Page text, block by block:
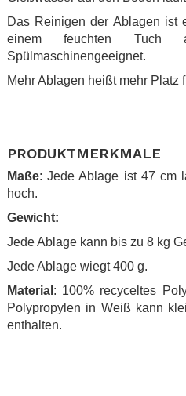
Das Reinigen der Ablagen ist
einem feuchten
Spülmaschinengeeignet.
Mehr Ablagen heißt mehr Platz
PRODUKTMERKMALE
Maße: Jede Ablage ist 47 cm
hoch.
Gewicht:
Jede Ablage kann bis zu 8 kg
Jede Ablage wiegt 400 g.
Material : 100% recyceltes
Polypropylen in Weiß kann
enthalten.